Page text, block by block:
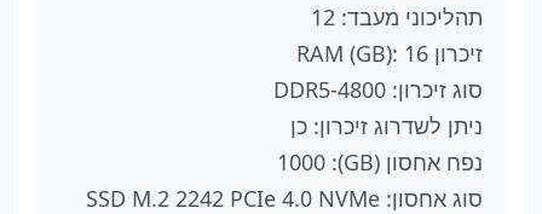
תהליכוני מעבד: 12
זיכרון RAM (GB): 16
סוג זיכרון: DDR5-4800
ניתן לשדרוג זיכרון: כן
נפח אחסון (GB): 1000
סוג אחסון: SSD M.2 2242 PCIe 4.0 NVMe